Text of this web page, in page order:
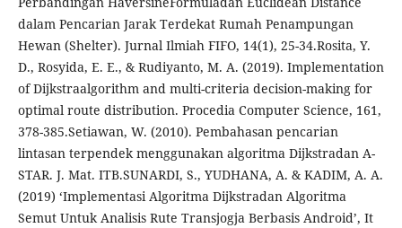
dalam Pencarian Jarak Terdekat Rumah Penampungan
Hewan (Shelter). Jurnal Ilmiah FIFO, 14(1), 25-34.Rosita, Y.
D., Rosyida, E. E., & Rudiyanto, M. A. (2019). Implementation
of Dijkstraalgorithm and multi-criteria decision-making for
optimal route distribution. Procedia Computer Science, 161,
378-385.Setiawan, W. (2010). Pembahasan pencarian
lintasan terpendek menggunakan algoritma Dijkstradan A-
STAR. J. Mat. ITB.SUNARDI, S., YUDHANA, A. & KADIM, A. A.
(2019) ‘Implementasi Algoritma Dijkstradan Algoritma
Semut Untuk Analisis Rute Transjogja Berbasis Android’, It